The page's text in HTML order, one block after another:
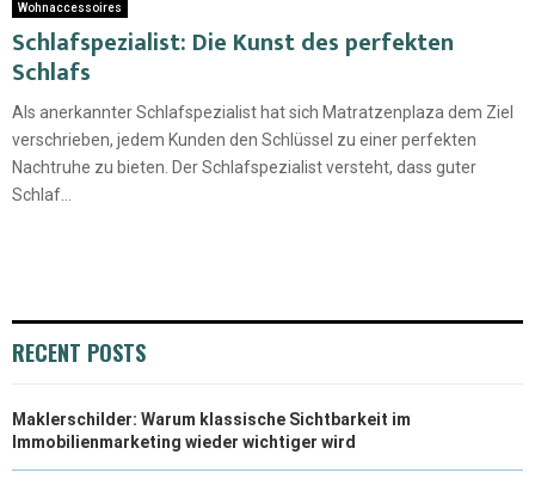
Wohnaccessoires
Schlafspezialist: Die Kunst des perfekten
Schlafs
Als anerkannter Schlafspezialist hat sich Matratzenplaza dem Ziel
verschrieben, jedem Kunden den Schlüssel zu einer perfekten
Nachtruhe zu bieten. Der Schlafspezialist versteht, dass guter
Schlaf...
RECENT POSTS
Maklerschilder: Warum klassische Sichtbarkeit im
Immobilienmarketing wieder wichtiger wird